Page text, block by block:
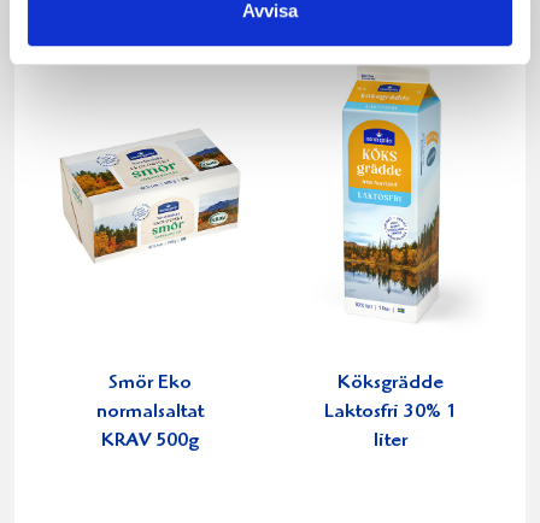
Avvisa
Smör Eko
normalsaltat
KRAV 500g
Köksgrädde
Laktosfri 30% 1
liter